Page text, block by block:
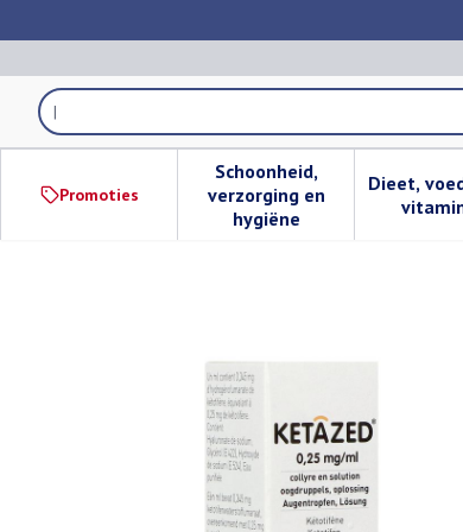
Product, merk, categorie...
Promoties
Schoonheid,
verzorging en
hygiëne
Toon submenu voor
Dieet,
Ketazed 0,25mg/ml